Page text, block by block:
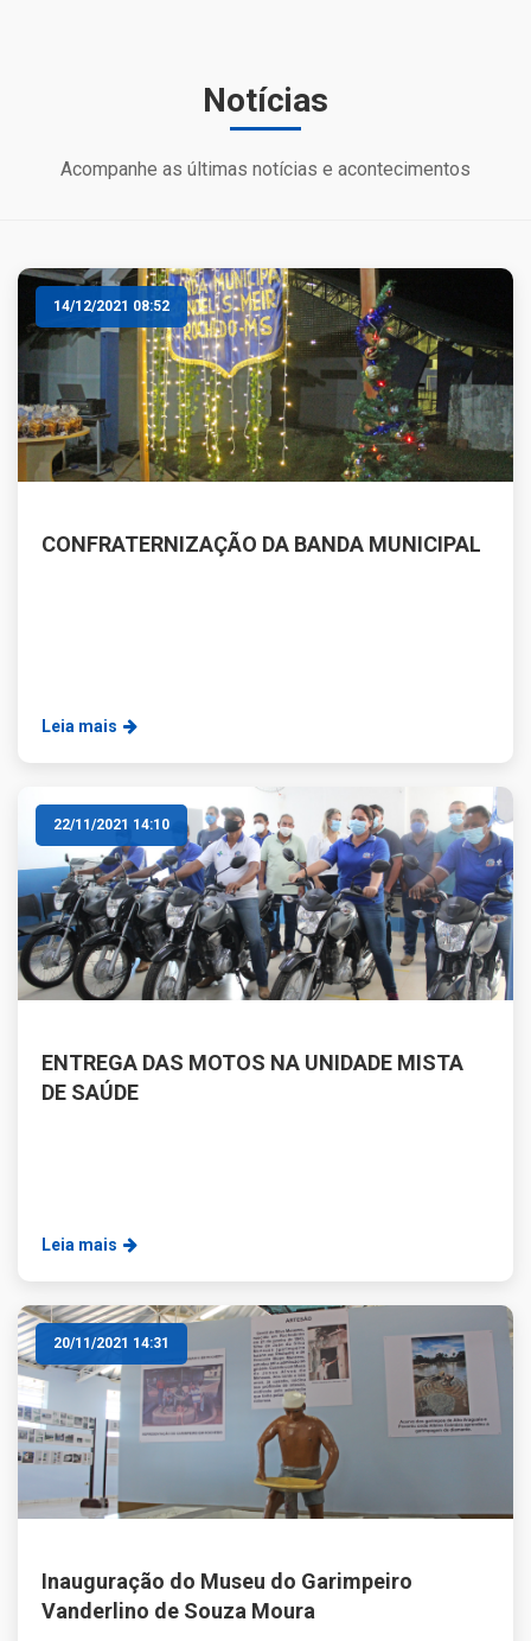
Notícias
Acompanhe as últimas notícias e acontecimentos
14/12/2021 08:52
CONFRATERNIZAÇÃO DA BANDA MUNICIPAL
Leia mais
22/11/2021 14:10
ENTREGA DAS MOTOS NA UNIDADE MISTA
DE SAÚDE
Leia mais
20/11/2021 14:31
Inauguração do Museu do Garimpeiro
Vanderlino de Souza Moura